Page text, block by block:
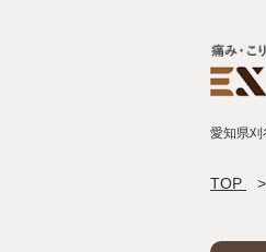
愛知県
TOP